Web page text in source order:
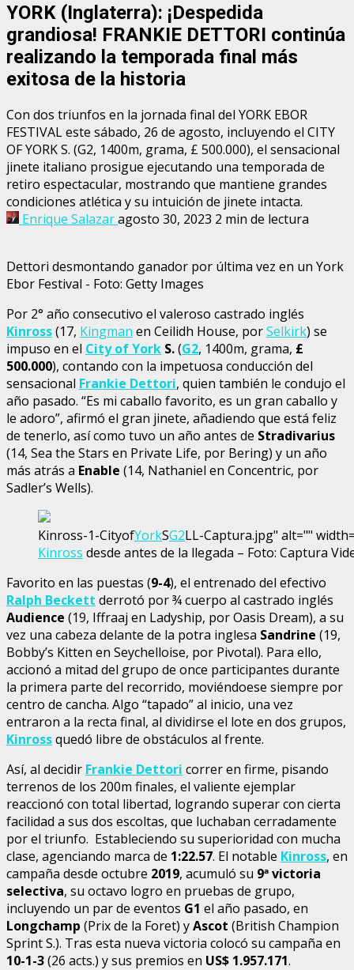
YORK (Inglaterra): ¡Despedida
grandiosa! FRANKIE DETTORI continúa
realizando la temporada final más
exitosa de la historia
Con dos triunfos en la jornada final del YORK EBOR
FESTIVAL este sábado, 26 de agosto, incluyendo el CITY
OF YORK S. (G2, 1400m, grama, £ 500.000), el sensacional
jinete italiano prosigue ejecutando una temporada de
retiro espectacular, mostrando que mantiene grandes
condiciones atlética y su intuición de jinete intacta.
Enrique Salazaragosto 30, 2023 2 min de lectura
Dettori desmontando ganador por última vez en un York
Ebor Festival - Foto: Getty Images
Por 2° año consecutivo el valeroso castrado inglés
Kinross(17, Kingman en Ceilidh House, porSelkirk) se
impuso en el City ofYork S.(G2, 1400m, grama, £
500.000), contando con la impetuosa conducción del
sensacional Frankie Dettori, quien también le condujo el
año pasado. “Es mi caballo favorito, es un gran caballo y
le adoro”, afirmó el gran jinete, añadiendo que está feliz
de tenerlo, así como tuvo un año antes de Stradivarius
(14, Sea the Stars en Private Life, por Bering) y un año
más atrás a Enable (14, Nathaniel en Concentric, por
Sadler’s Wells).
Kinross-1-CityofYorkSG2LL-Captura.jpg" alt=""
Kinross desde antes de la llegada – Foto: Captura
Favorito en las puestas (9-4), el entrenado del efectivo
Ralph Beckett derrotó por ¾ cuerpo al castrado inglés
Audience (19, Iffraaj en Ladyship, por Oasis Dream), a su
vez una cabeza delante de la potra inglesa Sandrine (19,
Bobby’s Kitten en Seychelloise, por Pivotal). Para ello,
accionó a mitad del grupo de once participantes durante
la primera parte del recorrido, moviéndoese siempre por
centro de cancha. Algo “tapado” al inicio, una vez
entraron a la recta final, al dividirse el lote en dos grupos,
Kinrossquedó libre de obstáculos al frente.
Así, al decidir Frankie Dettori correr en firme, pisando
terrenos de los 200m finales, el valiente ejemplar
reaccionó con total libertad, logrando superar con cierta
facilidad a sus dos escoltas, que luchaban cerradamente
por el triunfo. Estableciendo su superioridad con mucha
clase, agenciando marca de 1:22.57. El notable Kinross, en
campaña desde octubre 2019, acumuló su 9ª victoria
selectiva, su octavo logro en pruebas de grupo,
incluyendo un par de eventos G1 el año pasado, en
Longchamp (Prix de la Foret) yAscot (British Champion
Sprint S.). Tras esta nueva victoria colocó su campaña en
10-1-3(26 acts.) y sus premios en US$ 1.957.171.